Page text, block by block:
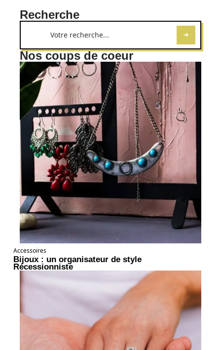
Recherche
Nos coups de coeur
Accessoires
Bijoux : un organisateur de style
Récessionniste